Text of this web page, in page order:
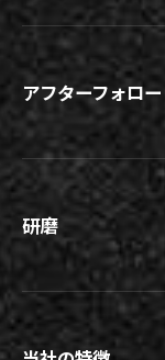
アフターフォロー
研磨